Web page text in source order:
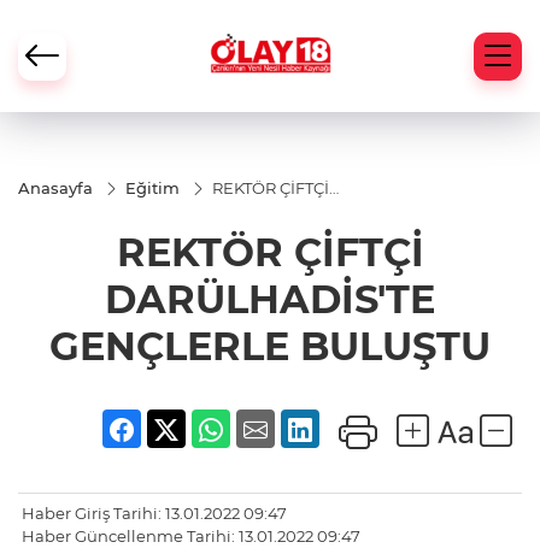
Anasayfa Eğitim
REKTÖR ÇİFTÇİ
GENÇLERLE
BULUŞTU
REKTÖR ÇİFTÇİ
DARÜLHADİS'TE
GENÇLERLE BULUŞTU
Haber Giriş Tarihi: 13.01.2022 09:47
Haber Güncellenme Tarihi: 13.01.2022 09:47